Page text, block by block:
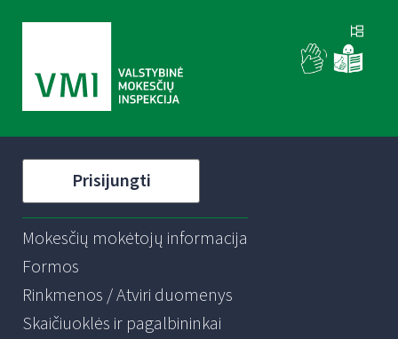
Prisijungti
Mokesčių mokėtojų informacija
Formos
Rinkmenos / Atviri duomenys
Skaičiuoklės ir pagalbininkai